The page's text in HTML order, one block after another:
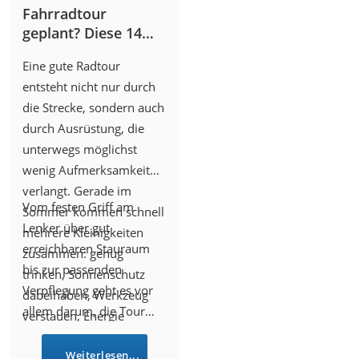
Fahrradtour
geplant? Diese 14
jede Strecke
angenehmer
Eine gute Radtour
entsteht nicht nur durch
die Strecke, sondern auch
durch Ausrüstung, die
unterwegs möglichst
wenig Aufmerksamkeit
verlangt. Gerade im
Sommer kommen schnell
mehrere Kleinigkeiten
zusammen: genug
trinken, Sonnenschutz
dabeihaben, Werkzeug
verstauen, Energie
nachlegen und trotzdem
Vom festen Griff am
Lenker über gut
erreichbaren Stauraum
bis zur passenden
Verpflegung geht es vor
allem darum, die Tour
ruhiger und
übersichtlicher zu
Weiterlesen...